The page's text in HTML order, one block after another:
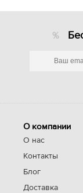
О компании
О нас
Контакты
Блог
Доставка